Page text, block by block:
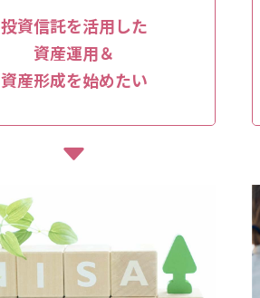
投資信託を活用した
資産運用＆
資産形成を始めたい